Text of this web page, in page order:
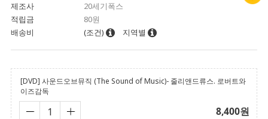
제조사
20세기폭스
적립금
80원
배송비
(조건) 지역별
[DVD] 사운드오브뮤직 (The Sound of Music)- 줄리앤드류스. 로버트와
이즈감독
8,400원